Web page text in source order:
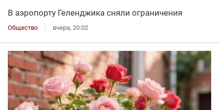
В аэропорту Геленджика сняли ограничения
Общество вчера, 20:02